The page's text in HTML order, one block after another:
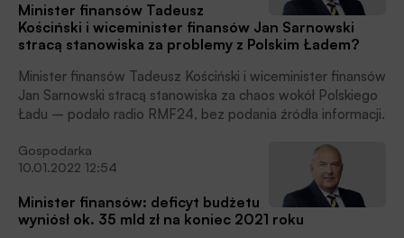
Minister finansów Tadeusz
Kościński i wiceminister finansów Jan Sarnowski
stracą stanowiska za problemy z Polskim Ładem?
Minister finansów Tadeusz Kościński i wiceminister finansów
Jan Sarnowski stracą stanowiska za chaos wokół Polskiego
Ładu – podało radio RMF24, bez podania źródła informacji.
Gospodarka
10.01.2022 12:54
Minister finansów: deficyt budżetu
wyniósł ok. 35 mld zł na koniec 2021 roku